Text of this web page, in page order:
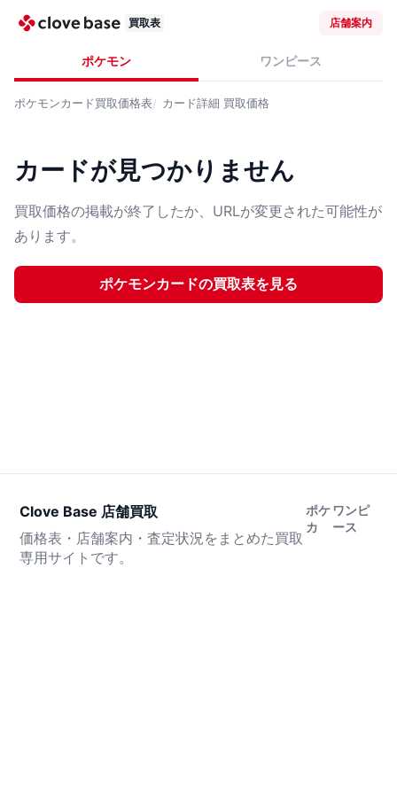
買取表 店舗案内
ポケモン ワンピース
ポケモンカード買取価格表 カード詳細 買取価格
カードが見つかりません
買取価格の掲載が終了したか、URLが変更された可能性が
あります。
ポケモンカードの買取表を見る
Clove Base 店舗買取
価格表・店舗案内・査定状況をまとめた買取
専用サイトです。
ポケ
カ
ワンピ
ース